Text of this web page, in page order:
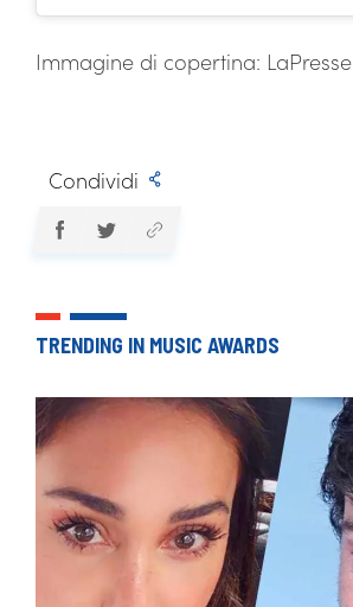
Immagine di copertina: LaPresse
Condividi
TRENDING IN MUSIC AWARDS